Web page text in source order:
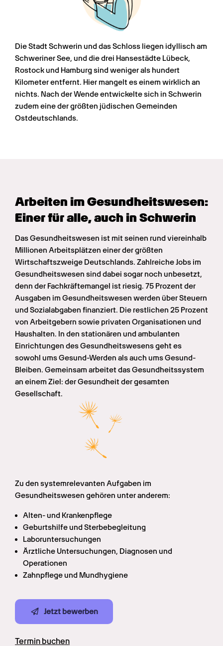
Die Stadt Schwerin und das Schloss liegen idyllisch am
Schweriner See, und die drei Hansestädte Lübeck,
Rostock und Hamburg sind weniger als hundert
Kilometer entfernt. Hier mangelt es einem wirklich an
nichts. Nach der Wende entwickelte sich in Schwerin
zudem eine der größten jüdischen Gemeinden
Ostdeutschlands.
Arbeiten im Gesundheits­wesen:
Einer für alle, auch in Schwerin
Das Gesundheitswesen ist mit seinen rund viereinhalb
Millionen Arbeitsplätzen einer der größten
Wirtschaftszweige Deutschlands. Zahlreiche Jobs im
Gesundheitswesen sind dabei sogar noch unbesetzt,
denn der Fachkräftemangel ist riesig. 75 Prozent der
Ausgaben im Gesundheitswesen werden über Steuern
und Sozialabgaben finanziert. Die restlichen 25 Prozent
von Arbeitgebern sowie privaten Organisationen und
Haushalten. In den stationären und ambulanten
Einrichtungen des Gesundheitswesens geht es
sowohl ums Gesund-Werden als auch ums Gesund-
Bleiben. Gemeinsam arbeitet das Gesundheitssystem
an einem Ziel: der Gesundheit der gesamten
Gesellschaft.
Zu den systemrelevanten Aufgaben im
Gesundheitswesen gehören unter anderem:
Alten- und Krankenpflege
Geburtshilfe und Sterbebegleitung
Laboruntersuchungen
Ärztliche Untersuchungen, Diagnosen und
Operationen
Zahnpflege und Mundhygiene
Jetzt bewerben
Termin buchen